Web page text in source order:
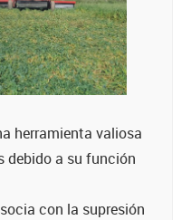
herramienta valiosa
debido a su función
con la supresión